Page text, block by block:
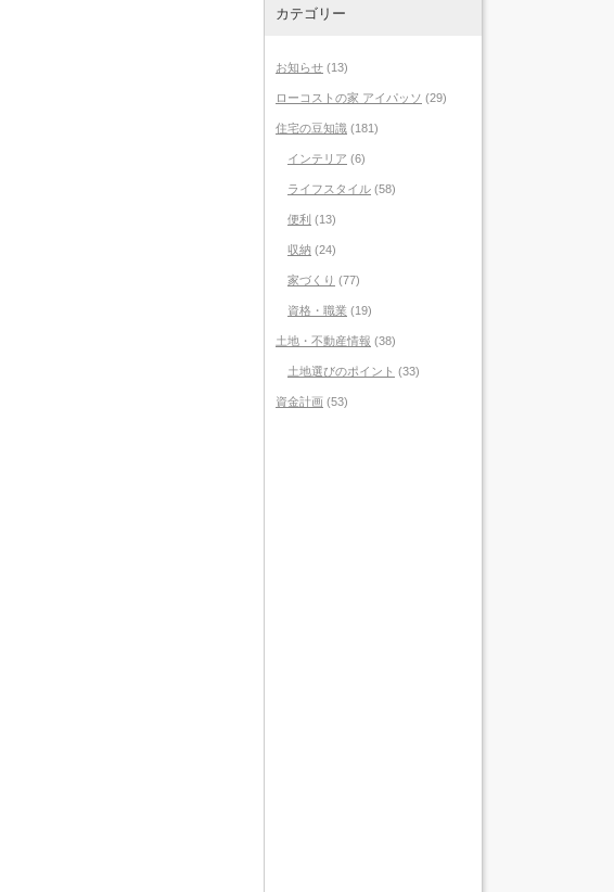
カテゴリー
お知らせ (13)
ローコストの家 アイパッソ (29)
住宅の豆知識 (181)
インテリア (6)
ライフスタイル (58)
便利 (13)
収納 (24)
家づくり (77)
資格・職業 (19)
土地・不動産情報 (38)
土地選びのポイント (33)
資金計画 (53)